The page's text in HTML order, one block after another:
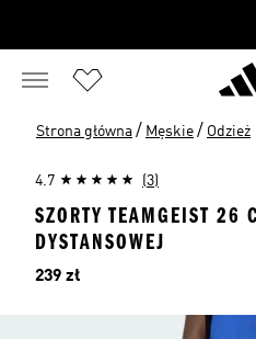
Strona główna / Męskie / Odzież
4.7 (3)
SZORTY TEAMGEIST 26
DYSTANSOWEJ
Cena
239 zł